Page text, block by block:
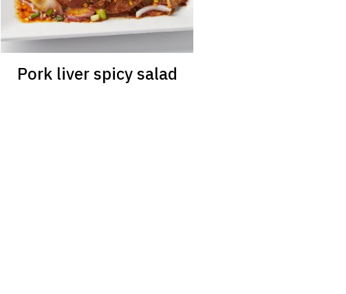
Pork liver spicy salad